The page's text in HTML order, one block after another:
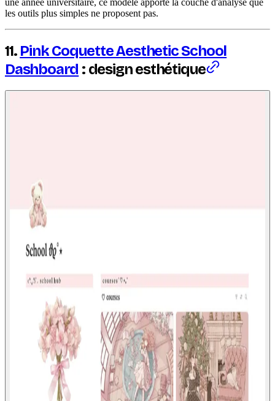
les outils plus simples ne proposent pas.
11. Pink Coquette Aesthetic School
Dashboard : design esthétique